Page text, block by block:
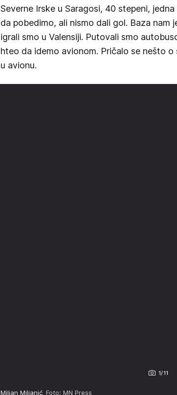
Severne Irske u Saragosi, 40 stepeni,
da pobedimo, ali nismo dali gol. Baza nam
igrali smo u Valensiji. Putovali smo
hteo da idemo avionom. Pričalo se nešto o
u avionu.
1/11
Miljan Miljanić Foto: MN Press